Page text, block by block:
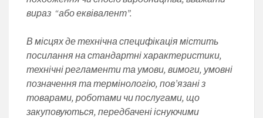
вираз “або еквівалент”.
В місцях де технічна специфікація містить
посилання на стандартні характеристики,
технічні регламенти та умови, вимоги, умовні
позначення та термінологію, пов’язані з
товарами, роботами чи послугами, що
закуповуються, передбачені існуючими